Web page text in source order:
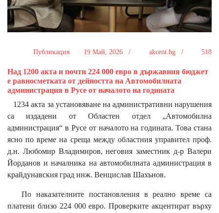
Публикация 19 Май, 2026 / akcent.bg / 518
Над 1200 акта и почти 224 000 евро в държавния бюджет
е равносметката от дейността на Автомобилната
администрация в Русе от началото на годината
1234 акта за установяване на административни нарушения
са издадени от Областен отдел „Автомобилна
администрация“ в Русе от началото на годината. Това стана
ясно по време на среща между областния управител проф.
д.н. Любомир Владимиров, неговия заместник д-р Валери
Йорданов и началника на автомобилната администрация в
крайдунавския град инж. Венцислав Шахънов.
По наказателните постановления в реално време са
платени близо 224 000 евро. Проверките акцентират върху